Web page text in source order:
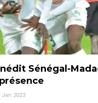
Sénégal-
Jan 2023